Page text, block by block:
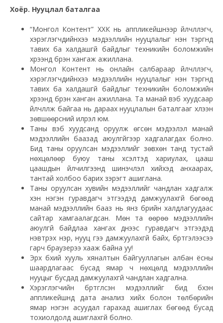
Хоёр. Нууцлал баталгаа
“Монгол Контент” ХХК нь аппликейшнээр үйлчлүүлэгч,
хэрэглэгчдийнхээ мэдээллийн нууцлалыг нэн тэргүүнд
тавих ба халдашгүй байдлыг техникийн боломжийн
хүрээнд бүрэн хангаж ажиллана.
Монгол Контент нь онлайн салбараар үйлчлүүлэгч,
хэрэглэгчдийнхээ мэдээллийн нууцлалыг нэн тэргүүнд
тавих ба халдашгүй байдлыг техникийн боломжийн
хүрээнд бүрэн ханган ажиллана. Та манай вэб хуудсаар
үйлчлүүлж байгаа нь дараах нууцлалын баталгааг хүлээн
зөвшөөрсний илрэл юм.
Таны вэб хуудсанд оруулж өгсөн мэдээлэл манай
мэдээллийн баазад аюулгүйгээр хадгалагдах болно.
Бид таны оруулсан мэдээллийг зөвхөн танд тустай
нөхцөлөөр буюу таны хүсэлтэд хариулах, цааш
цаашдын үйлчилгээнд шинэчлэл хийхэд анхаарах,
тантай холбоо барих зэрэгт ашиглана.
Таны оруулсан хувийн мэдээллийг чандлан хадгалж
хэн нэгэн гуравдагч этгээдэд дамжуулахгүй бөгөөд
манай мэдээллийн бааз нь янз бүрийн халдлагуудаас
сайтар хамгаалагдсан. Мөн та өөрөө мэдээллийн
аюулгүй байдлаа хангах үүднээс гуравдагч этгээдэд
нэвтрэх нэр, нууц үгээ дамжуулахгүй байх, бүртгэлээсээ
гарч браузерээ хааж байна уу!
Эрх бүхий хууль хяналтын байгууллагын албан ёсны
шаардлагаас бусад ямар ч нөхцөлд мэдээллийн
нууцыг бусдад дамжуулахгүй чандлан хадгална.
Хэрэглэгчийн бүртгүүлсэн мэдээллийг бид бүхэн
аппликейшнд дата анализ хийх болон төлбөрийн
ямар нэгэн асуудал гарахад ашиглах бөгөөд бусад
тохиолдолд ашиглахгүй болно.